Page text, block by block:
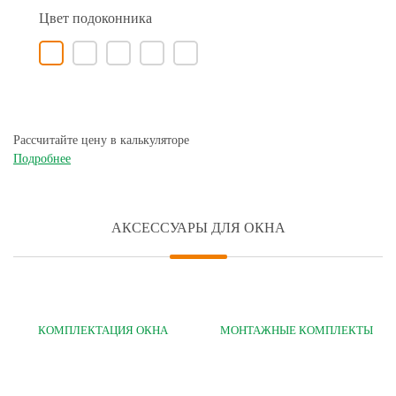
Цвет подоконника
Рассчитайте цену в калькуляторе
Подробнее
АКСЕССУАРЫ ДЛЯ ОКНА
КОМПЛЕКТАЦИЯ ОКНА МОНТАЖНЫЕ КОМПЛЕКТЫ